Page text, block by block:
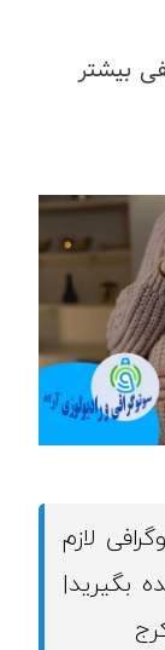
بیشتر
لازم
بگیرید|